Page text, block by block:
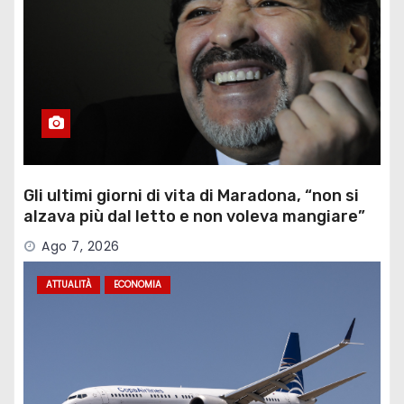
Gli ultimi giorni di vita di Maradona, “non si
alzava più dal letto e non voleva mangiare”
Ago 7, 2026
ATTUALITÀ ECONOMIA